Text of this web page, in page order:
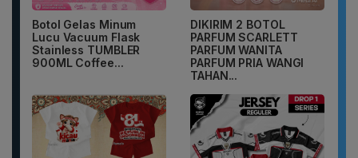
Botol Gelas Minum
Lucu Vacuum Flask
Stainless TUMBLER
900ML Coffee...
DIKIRIM 2 BOTOL
PARFUM SCARLETT
PARFUM WANITA
PARFUM PRIA WANGI
TAHAN...